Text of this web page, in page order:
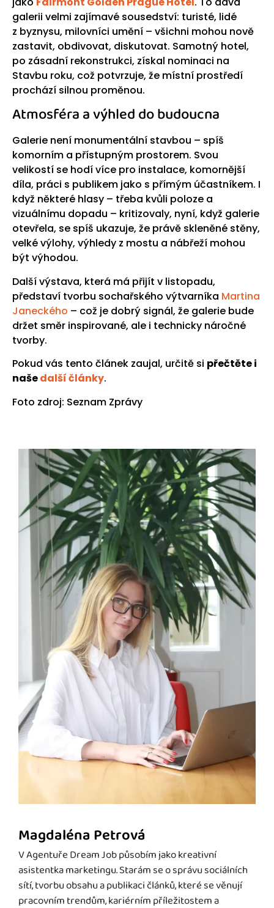
galerii velmi zajímavé sousedství: turisté, lidé
z byznysu, milovníci umění – všichni mohou nově
zastavit, obdivovat, diskutovat. Samotný hotel,
po zásadní rekonstrukci, získal nominaci na
Stavbu roku, což potvrzuje, že místní prostředí
prochází silnou proměnou.
Atmosféra a výhled do budoucna
Galerie není monumentální stavbou – spíš
komorním a přístupným prostorem. Svou
velikostí se hodí více pro instalace, komornější
díla, práci s publikem jako s přímým účastníkem. I
když některé hlasy – třeba kvůli poloze a
vizuálnímu dopadu – kritizovaly, nyní, když galerie
otevřela, se spíš ukazuje, že právě skleněné stěny,
velké výlohy, výhledy z mostu a nábřeží mohou
být výhodou.
Další výstava, která má přijít v listopadu,
představí tvorbu sochařského výtvarníka Martina
Janeckého – což je dobrý signál, že galerie bude
držet směr inspirované, ale i technicky náročné
tvorby.
Pokud vás tento článek zaujal, určitě si přečtěte i
našedalší články.
Foto zdroj: Seznam Zprávy
Magdaléna Petrová
V Agentuře Dream Job působím jako kreativní
asistentka marketingu. Starám se o správu sociálních
sítí, tvorbu obsahu a publikaci článků, které se věnují
pracovním trendům, kariérním příležitostem a